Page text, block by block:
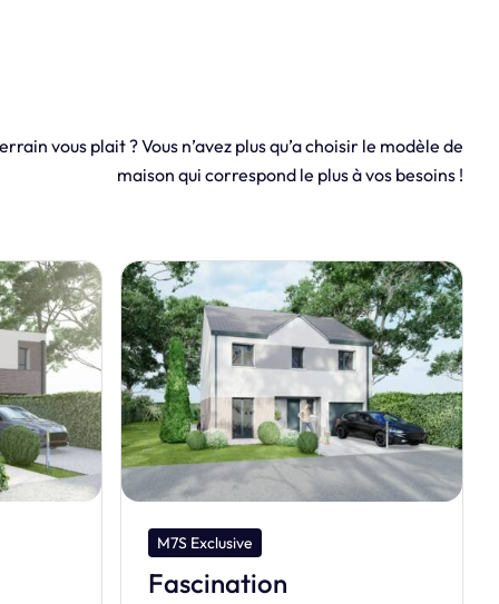
vous plait ? Vous n’avez plus qu’a choisir le modèle de
maison qui correspond le plus à vos besoins !
M7S Design
Création